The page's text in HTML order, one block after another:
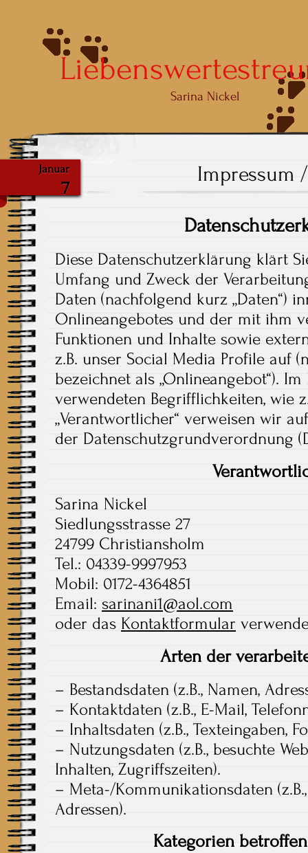
Sarina Nickel
Januar
7
Impressum
Diese Datenschutzerklärung klärt
Umfang und Zweck der
Daten (nachfolgend kurz „Daten“)
Onlineangebotes und der mit ihm
Funktionen und Inhalte sowie
z.B. unser Social Media Profile auf
bezeichnet als „Onlineangebot“).
verwendeten Begrifflichkeiten, wie
„Verantwortlicher“ verweisen wir
der Datenschutzgrundverordnung
Sarina Nickel
Siedlungsstrasse 27
24799 Christiansholm
Tel.: 04339-9997953
Mobil: 0172-4364851
Email: sarinani1@aol.com
oder das Kontaktformular
Arten der
– Bestandsdaten (z.B., Namen,
– Kontaktdaten (z.B., E-Mail,
– Inhaltsdaten (z.B., Texteingaben,
– Nutzungsdaten (z.B., besuchte
Inhalten, Zugriffszeiten).
– Meta-/Kommunikationsdaten
Adressen).
Kategorien